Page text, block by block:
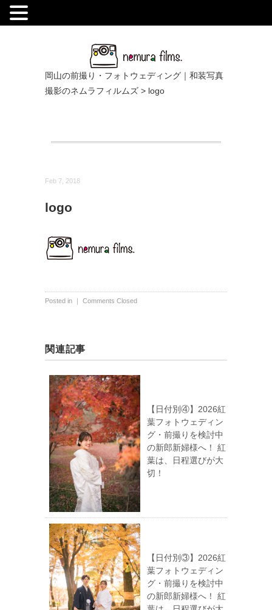
岡山の前撮り・フォトウェディング｜和装写真
撮影のネムラフィルムズ > logo
Feb 7, 2018
logo
Posted in ｜ Comments Closed
関連記事
【日付別④】2026紅
葉フォトウェディン
グ・前撮りを検討中
の新郎新婦様へ！ 紅
葉は、日程選びが大
切！
【日付別③】2026紅
葉フォトウェディン
グ・前撮りを検討中
の新郎新婦様へ！ 紅